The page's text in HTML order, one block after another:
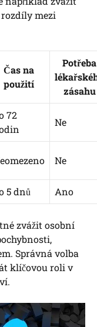
mezi
Čas na
použití
Potřeba
zásahu
72
Ne
Ne
5 dnů Ano
zvážit osobní
Správná volba
klíčovou roli v